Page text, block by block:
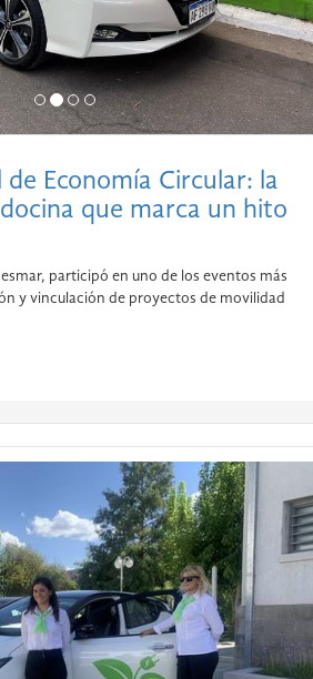
Economía Circular: la
que marca un hito
participó en uno de los eventos más
y vinculación de proyectos de movilidad